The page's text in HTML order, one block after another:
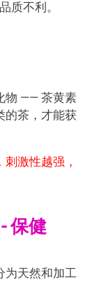
质不利。
物 —— 茶黄素
的茶，才能获
激性越强，
保健
为天然和加工